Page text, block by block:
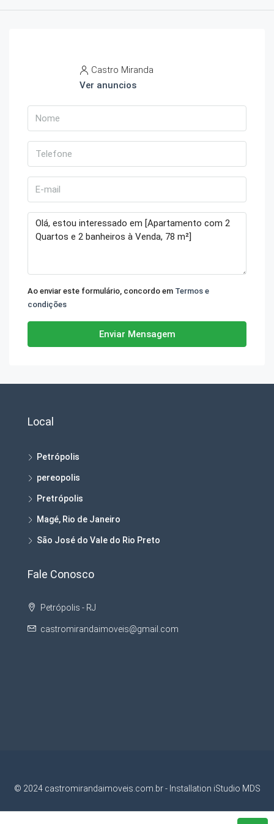
Castro Miranda
Ver anuncios
Ao enviar este formulário, concordo em Termos e
condições
Enviar Mensagem
Local
Petrópolis
pereopolis
Pretrópolis
Magé, Rio de Janeiro
São José do Vale do Rio Preto
Fale Conosco
Petrópolis - RJ
castromirandaimoveis@gmail.com
© 2024 castromirandaimoveis.com.br - Installation iStudio MDS